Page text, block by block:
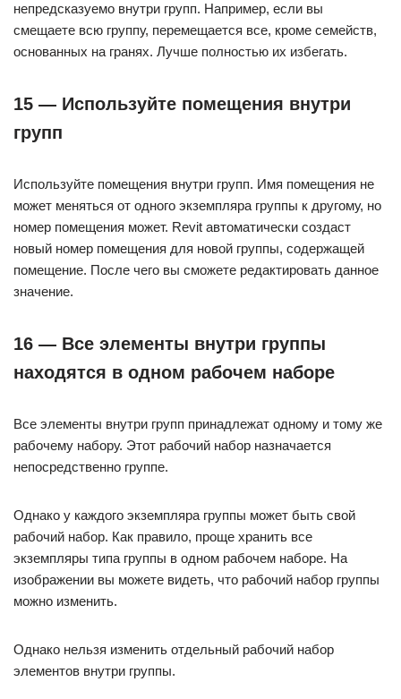
непредсказуемо внутри групп. Например, если вы
смещаете всю группу, перемещается все, кроме семейств,
основанных на гранях. Лучше полностью их избегать.
15 — Используйте помещения внутри
групп
Используйте помещения внутри групп. Имя помещения не
может меняться от одного экземпляра группы к другому, но
номер помещения может. Revit автоматически создаст
новый номер помещения для новой группы, содержащей
помещение. После чего вы сможете редактировать данное
значение.
16 — Все элементы внутри группы
находятся в одном рабочем наборе
Все элементы внутри групп принадлежат одному и тому же
рабочему набору. Этот рабочий набор назначается
непосредственно группе.
Однако у каждого экземпляра группы может быть свой
рабочий набор. Как правило, проще хранить все
экземпляры типа группы в одном рабочем наборе. На
изображении вы можете видеть, что рабочий набор группы
можно изменить.
Однако нельзя изменить отдельный рабочий набор
элементов внутри группы.